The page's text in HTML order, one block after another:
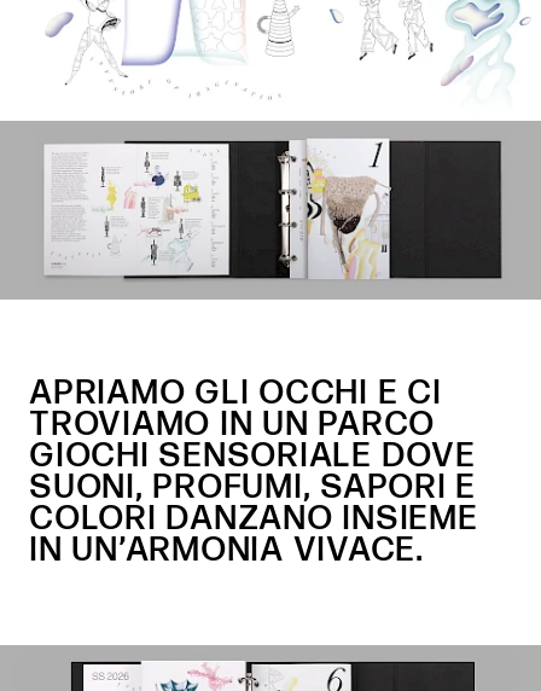
APRIAMO GLI OCCHI E CI
TROVIAMO IN UN PARCO
GIOCHI SENSORIALE DOVE
SUONI, PROFUMI, SAPORI E
COLORI DANZANO INSIEME
IN UN’ARMONIA VIVACE.